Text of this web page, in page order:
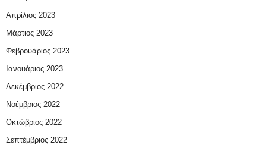
Απρίλιος 2023
Μάρτιος 2023
Φεβρουάριος 2023
Ιανουάριος 2023
Δεκέμβριος 2022
Νοέμβριος 2022
Οκτώβριος 2022
Σεπτέμβριος 2022